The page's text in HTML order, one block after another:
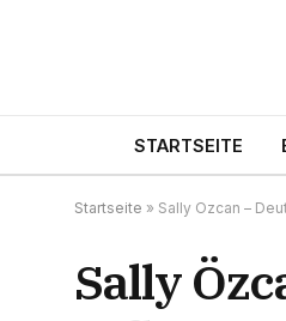
STARTSEITE
Startseite » Sally Özcan –
Sally